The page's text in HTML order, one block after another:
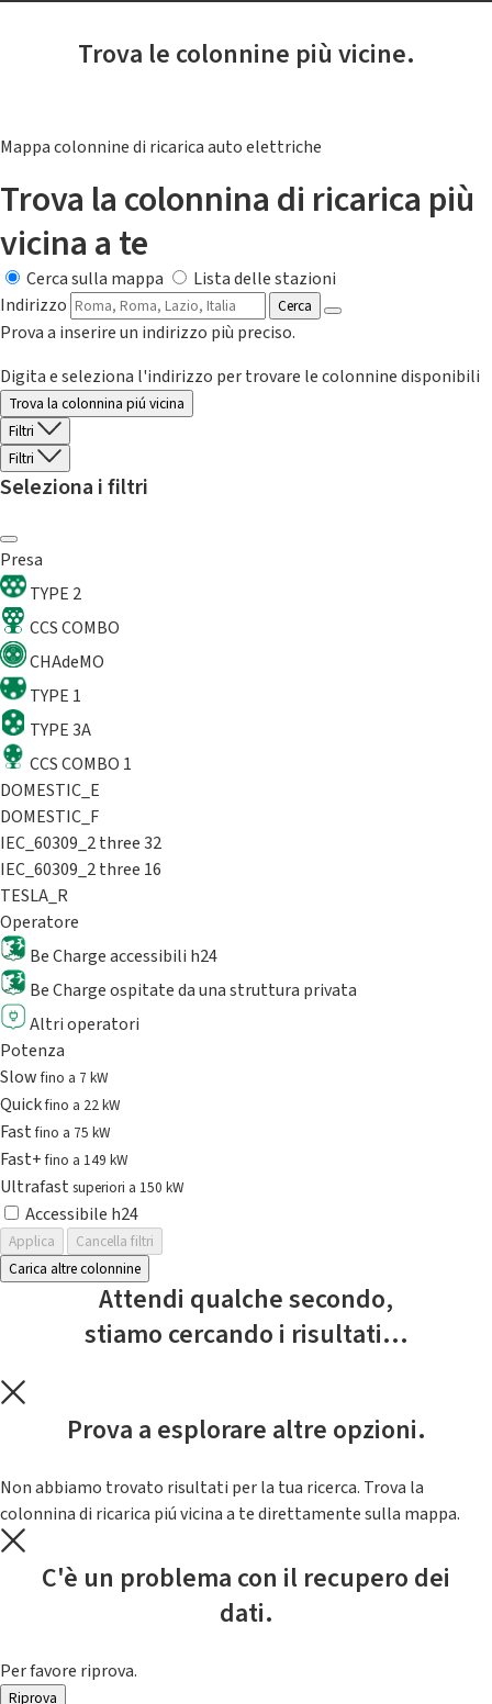
Trova le colonnine più vicine.
Mappa colonnine di ricarica auto elettriche
Trova la colonnina di ricarica più
vicina a te
Cerca sulla mappa
Lista delle stazioni
Indirizzo
Cerca
Prova a inserire un indirizzo più preciso.
Digita e seleziona l'indirizzo per trovare le colonnine disponibili
Trova la colonnina piú vicina
Filtri
Filtri
Seleziona i filtri
Presa
TYPE 2
CCS COMBO
CHAdeMO
TYPE 1
TYPE 3A
CCS COMBO 1
DOMESTIC_E
DOMESTIC_F
IEC_60309_2 three 32
IEC_60309_2 three 16
TESLA_R
Operatore
Be Charge accessibili h24
Be Charge ospitate da una struttura privata
Altri operatori
Potenza
Slowfino a 7 kW
Quickfino a 22 kW
Fastfino a 75 kW
Fast+fino a 149 kW
Ultrafast superiori a 150 kW
Accessibile h24
Applica
Cancella filtri
Carica altre colonnine
Attendi qualche secondo,
stiamo cercando i risultati...
Prova a esplorare altre opzioni.
Non abbiamo trovato risultati per la tua ricerca. Trova la
colonnina di ricarica piú vicina a te direttamente sulla mappa.
C'è un problema con il recupero dei
dati.
Per favore riprova.
Riprova